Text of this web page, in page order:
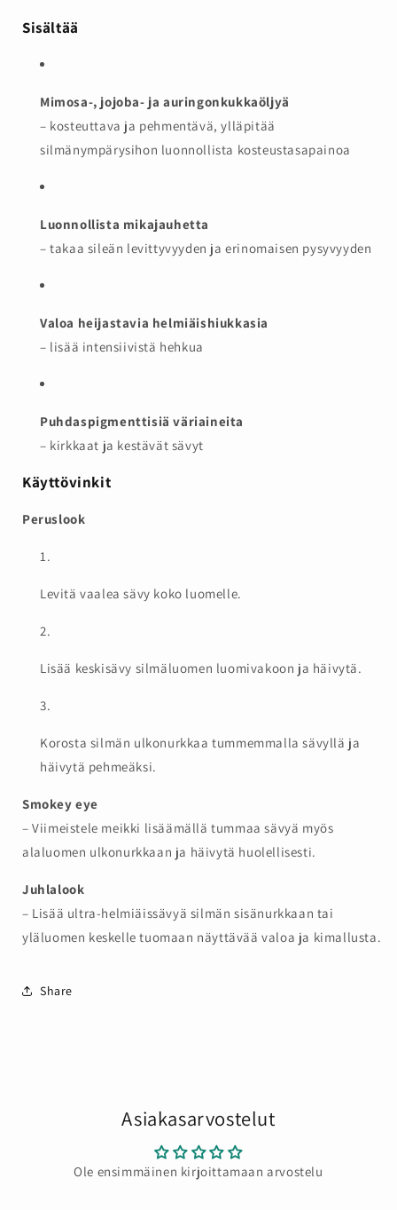
Sisältää
Mimosa-, jojoba- ja auringonkukkaöljyä
– kosteuttava ja pehmentävä, ylläpitää
silmänympärysihon luonnollista kosteustasapainoa
Luonnollista mikajauhetta
– takaa sileän levittyvyyden ja erinomaisen pysyvyyden
Valoa heijastavia helmiäishiukkasia
– lisää intensiivistä hehkua
Puhdaspigmenttisiä väriaineita
– kirkkaat ja kestävät sävyt
Käyttövinkit
Peruslook
Levitä vaalea sävy koko luomelle.
Lisää keskisävy silmäluomen luomivakoon ja häivytä.
Korosta silmän ulkonurkkaa tummemmalla sävyllä ja
häivytä pehmeäksi.
Smokey eye
– Viimeistele meikki lisäämällä tummaa sävyä myös
alaluomen ulkonurkkaan ja häivytä huolellisesti.
Juhlalook
– Lisää ultra-helmiäissävyä silmän sisänurkkaan tai
yläluomen keskelle tuomaan näyttävää valoa ja kimallusta.
Share
Asiakasarvostelut
Ole ensimmäinen kirjoittamaan arvostelu